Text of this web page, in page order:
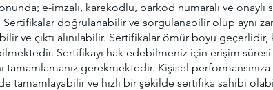
e-imzalı, karekodlu, barkod numaralı ve onaylı
doğrulanabilir ve sorgulanabilir olup aynı
ve çıktı alınılabilir. Sertifikalar ömür boyu geçerlidir,
Sertifikayı hak edebilmeniz için erişim
tamamlamanız gerekmektedir. Kişisel
tamamlayabilir ve hızlı bir şekilde sertifika sahibi